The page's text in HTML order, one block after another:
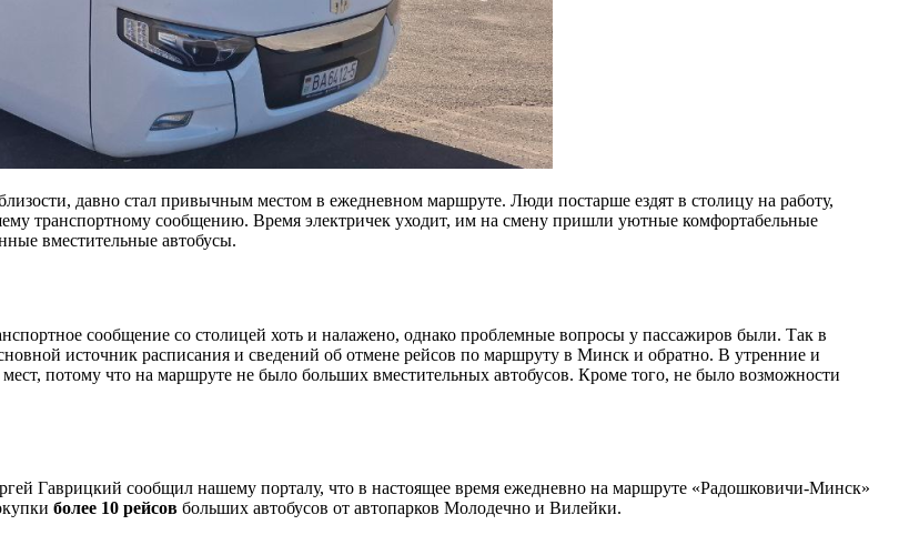
давно стал привычным местом в ежедневном маршруте. Люди постарше ездят в столицу на работу,
транспортному сообщению. Время электричек уходит, им на смену пришли уютные комфортабельные
вместительные автобусы.
сообщение со столицей хоть и налажено, однако проблемные вопросы у пассажиров были. Так в
источник расписания и сведений об отмене рейсов по маршруту в Минск и обратно. В утренние и
потому что на маршруте не было больших вместительных автобусов. Кроме того, не было возможности
Гаврицкий сообщил нашему порталу, что в настоящее время ежедневно на маршруте «Радошковичи-Минск»
более 10 рейсов больших автобусов от автопарков Молодечно и Вилейки.